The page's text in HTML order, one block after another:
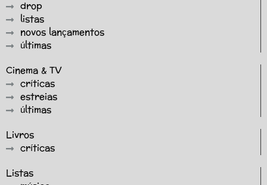
drop
listas
novos lançamentos
últimas
Cinema & TV
críticas
estreias
últimas
Livros
críticas
Listas